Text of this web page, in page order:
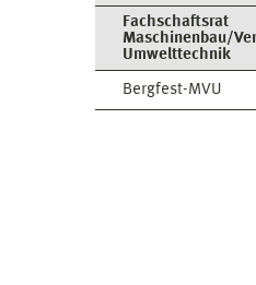
Fachschaftsrat
Maschinenbau/
Umwelttechnik
Bergfest-MVU